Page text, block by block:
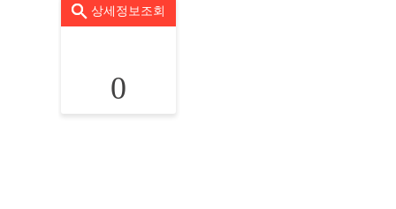
상세정보조회
0